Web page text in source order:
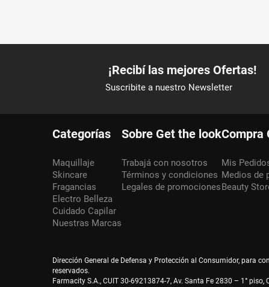
Categorías
Maquillaje
Skincare
Fragancias
Electro Belleza
Cuidado Capilar
Nuestras Marcas
Sobre Get the look
Trabajá con nosotros
Términos y condiciones
Legales de promociones
Compra
Mis
Medios de
Beauty
Dirección General de Defensa y Protección al Consumidor, para
reservados.
Farmacity S.A., CUIT 30-69213874-7, Av. Santa Fe 2830 – 1° piso,